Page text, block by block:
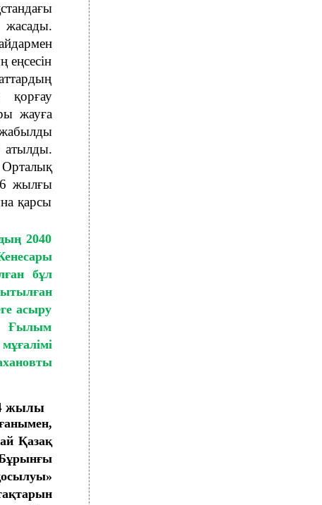
еңсесін
жауға
атылды.
жылғы
қарсы
2040
бұл
асыру
Ғылым
жылы
Қазақ